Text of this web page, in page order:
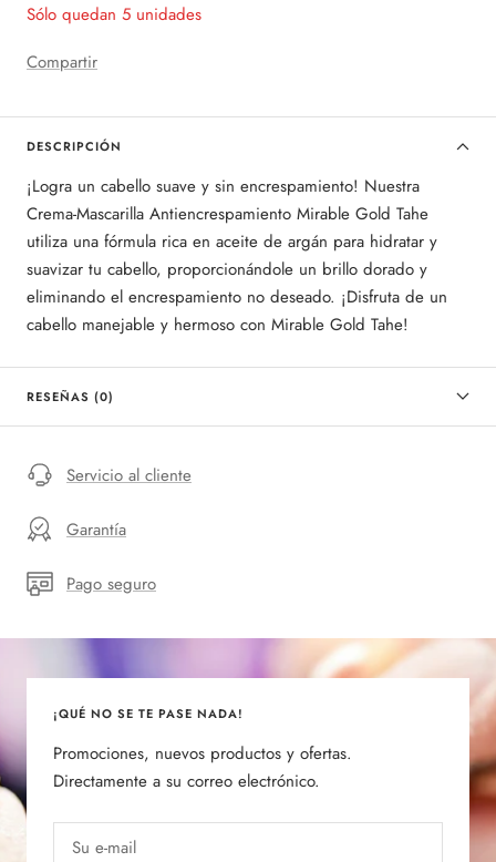
Sólo quedan 5 unidades
Compartir
DESCRIPCIÓN
¡Logra un cabello suave y sin encrespamiento! Nuestra
Crema-Mascarilla Antiencrespamiento Mirable Gold Tahe
utiliza una fórmula rica en aceite de argán para hidratar y
suavizar tu cabello, proporcionándole un brillo dorado y
eliminando el encrespamiento no deseado. ¡Disfruta de un
cabello manejable y hermoso con Mirable Gold Tahe!
RESEÑAS (0)
Servicio al cliente
Garantía
Pago seguro
¡QUÉ NO SE TE PASE NADA!
Promociones, nuevos productos y ofertas.
Directamente a su correo electrónico.
Su e-mail